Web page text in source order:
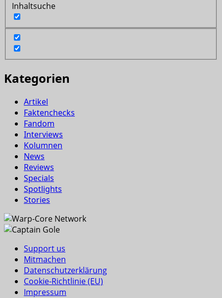
Inhaltsuche
Kategorien
Artikel
Faktenchecks
Fandom
Interviews
Kolumnen
News
Reviews
Specials
Spotlights
Stories
Support us
Mitmachen
Datenschutzerklärung
Cookie-Richtlinie (EU)
Impressum